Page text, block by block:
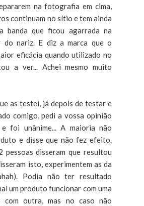
na fotografia em cima,
continuam no sítio e tem ainda
banda que ficou agarrada na
do nariz. E diz a marca que o
eficácia quando utilizado no
a ver... Achei mesmo muito
as testei, já depois de testar e
comigo, pedi a vossa opinião
foi unânime... A maioria não
e disse que não fez efeito.
pessoas disseram que resultou
isto, experimentem as da
Podia não ter resultado
um produto funcionar com uma
com outra, mas no caso não